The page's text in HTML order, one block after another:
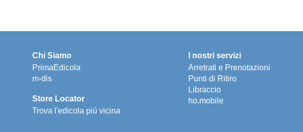
Chi Siamo
PrimaEdicola
m-dis
Store Locator
Trova l'edicola più vicina
I nostri servizi
Arretrati e Prenotazioni
Punti di Ritiro
Libraccio
ho.mobile